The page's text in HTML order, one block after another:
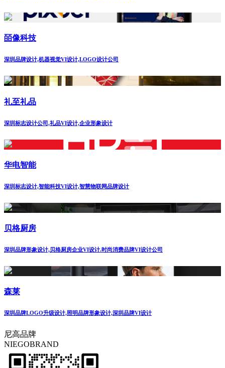
皕像科技
深圳品牌设计,机器视觉VI设计,LOGO设计公司
礼至礼品
深圳标志设计公司,礼品VI设计,企业形象设计
华电智能
深圳标志设计,智能科技VI设计,智慧物联网品牌设计
贝格厨房
深圳品牌形象设计,贝格厨房企业VI设计.时尚消费品牌VI设计公司
森莱
深圳品牌LOGO升级设计,照明品牌形象设计,深圳品牌VI设计
尼高品牌
NIEGOBRAND